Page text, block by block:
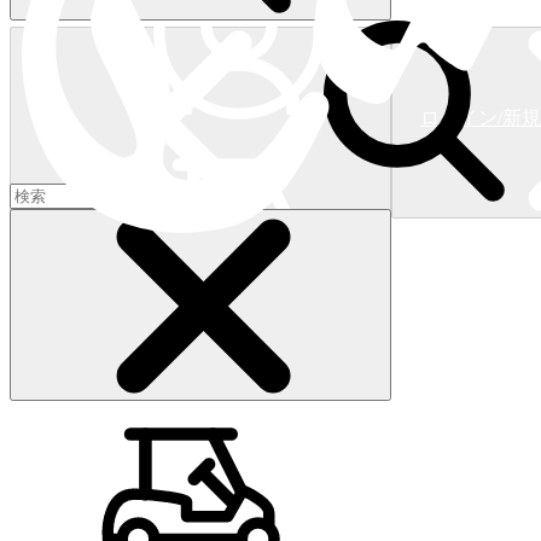
ログイン/新
ショッピングカート 0)